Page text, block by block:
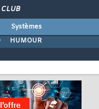
CLUB
Systèmes
HUMOUR